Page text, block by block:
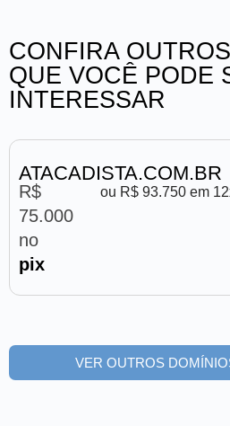
CONFIRA
QUE VOCÊ PODE
INTERESSAR
ATACADISTA.COM.BR
R$
75.000
no
pix
ou R$ 93.750 em
VER OUTROS